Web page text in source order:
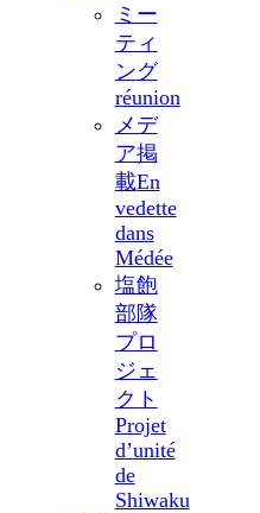
ミー
ティ
ング
réunion
メデ
ア掲
載En
vedette
dans
Médée
塩飽
部隊
プロ
ジェ
クト
Projet
d’unité
de
Shiwaku